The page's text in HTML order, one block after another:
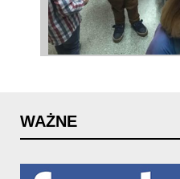
WAŻNE